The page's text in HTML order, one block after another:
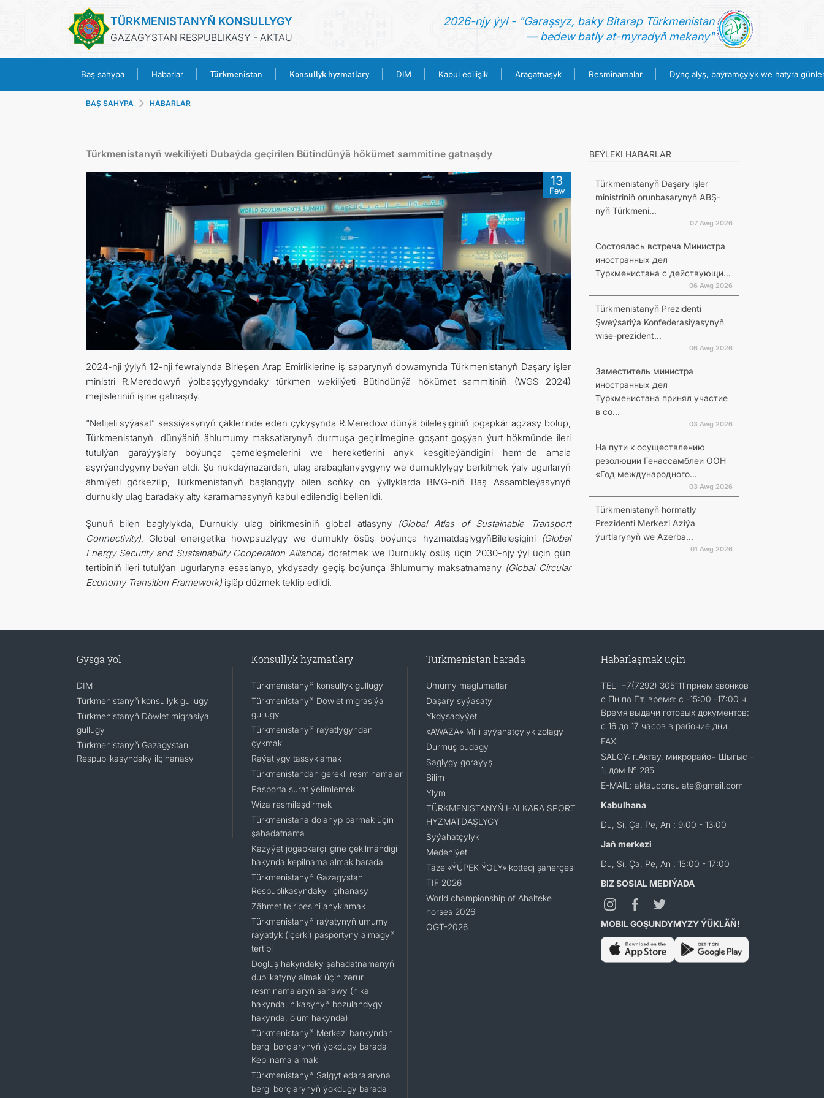
TÜRKMENISTANYŇ KONSULLYGY
GAZAGYSTAN RESPUBLIKASY - AKTAU
2026-njy ýyl - "Garaşsyz, baky Bitarap Türkmenistan
— bedew batly at-myradyň mekany"
Baş sahypa Habarlar Türkmenistan Konsullyk hyzmatlary DIM Kabul edilişik Aragatnaşyk Resminamalar Dynç alyş, baýramçylyk we hatyra
TÜRKMENISTAN
KONSULLYK HYZMATLARY
KABUL EDILIŞIK
ARAGATNAŞYK
RESMINAMALAR
DYNÇ ALYŞ, BAÝRAMÇYLYK WE HATYRA GÜNLERI
BAŞ SAHYPA HABARLAR
Türkmenistanyň wekiliýeti Dubaýda geçirilen Bütindünýä hökümet sammitine gatnaşdy
13
Few
2024-nji ýylyň 12-nji fewralynda Birleşen Arap Emirliklerine iş saparynyň dowamynda Türkmenistanyň Daşary işler
ministri R.Meredowyň ýolbaşçylygyndaky türkmen wekiliýeti Bütindünýä hökümet sammitiniň (WGS 2024)
mejlisleriniň işine gatnaşdy.
“Netijeli syýasat” sessiýasynyň çäklerinde eden çykyşynda R.Meredow dünýä bileleşiginiň jogapkär agzasy bolup,
Türkmenistanyň dünýäniň ählumumy maksatlarynyň durmuşa geçirilmegine goşant goşýan ýurt hökmünde ileri
tutulýan garaýyşlary boýunça çemeleşmelerini we hereketlerini anyk kesgitleýändigini hem-de amala
aşyrýandygyny beýan etdi. Şu nukdaýnazardan, ulag arabaglanyşygyny we durnuklylygy berkitmek ýaly ugurlaryň
ähmiýeti görkezilip, Türkmenistanyň başlangyjy bilen soňky on ýyllyklarda BMG-niň Baş Assambleýasynyň
durnukly ulag baradaky alty kararnamasynyň kabul edilendigi bellenildi.
Şunuň bilen baglylykda, Durnukly ulag birikmesiniň global atlasyny (Global Atlas of Sustainable Transport
Connectivity), Global energetika howpsuzlygy we durnukly ösüş boýunça hyzmatdaşlygyňBileleşigini (Global
Energy Security and Sustainability Cooperation Alliance) döretmek we Durnukly ösüş üçin 2030-njy ýyl üçin gün
tertibiniň ileri tutulýan ugurlaryna esaslanyp, ykdysady geçiş boýunça ählumumy maksatnamany (Global Circular
Economy Transition Framework) işläp düzmek teklip edildi.
BEÝLEKI HABARLAR
Türkmenistanyň Daşary işler
ministriniň orunbasarynyň ABŞ-
nyň Türkmeni...
07 Awg 2026
Состоялась встреча Министра
иностранных дел
Туркменистана с действующи...
06 Awg 2026
Türkmenistanyň Prezidenti
Şweýsariýa Konfederasiýasynyň
wise-prezident...
06 Awg 2026
Заместитель министра
иностранных дел
Туркменистана принял участие
в со...
03 Awg 2026
На пути к осуществлению
резолюции Генассамблеи ООН
«Год международного...
03 Awg 2026
Türkmenistanyň hormatly
Prezidenti Merkezi Aziýa
ýurtlarynyň we Azerba...
01 Awg 2026
Gysga ýol
DIM
Türkmenistanyň konsullyk gullugy
Türkmenistanyň Döwlet migrasiýa
gullugy
Türkmenistanyň Gazagystan
Respublikasyndaky ilçihanasy
Konsullyk hyzmatlary
Türkmenistanyň konsullyk gullugy
Türkmenistanyň Döwlet migrasiýa
gullugy
Türkmenistanyň raýatlygyndan
çykmak
Raýatlygy tassyklamak
Türkmenistandan gerekli resminamalar
Pasporta surat ýelimlemek
Wiza resmileşdirmek
Türkmenistana dolanyp barmak üçin
şahadatnama
Kazyýet jogapkärçiligine çekilmändigi
hakynda kepilnama almak barada
Türkmenistanyň Gazagystan
Respublikasyndaky ilçihanasy
Zähmet tejribesini anyklamak
Türkmenistanyň raýatynyň umumy
raýatlyk (içerki) pasportyny almagyň
tertibi
Dogluş hakyndaky şahadatnamanyň
dublikatyny almak üçin zerur
resminamalaryň sanawy (nika
hakynda, nikasynyň bozulandygy
hakynda, ölüm hakynda)
Türkmenistanyň Merkezi bankyndan
bergi borçlarynyň ýokdugy barada
Kepilnama almak
Türkmenistanyň Salgyt edaralaryna
bergi borçlarynyň ýokdugy barada
Türkmenistan barada
Umumy maglumatlar
Daşary syýasaty
Ykdysadyýet
«AWAZA» Milli syýahatçylyk zolagy
Durmuş pudagy
Saglygy goraýyş
Bilim
Ylym
TÜRKMENISTANYŇ HALKARA SPORT
HYZMATDAŞLYGY
Syýahatçylyk
Medeniýet
Täze «ÝÜPEK ÝOLY» kottedj şäherçesi
TIF 2026
World championship of Ahalteke
horses 2026
OGT-2026
Habarlaşmak üçin
TEL: +7(7292) 305111 прием звонков
с Пн по Пт, время: с -15:00 -17:00 ч.
Время выдачи готовых документов:
с 16 до 17 часов в рабочие дни.
FAX: =
SALGY: г.Актау, микрорайон Шыгыс -
1, дом № 285
E-MAIL: aktauconsulate@gmail.com
Kabulhana
Du, Si, Ça, Pe, An : 9:00 - 13:00
Jaň merkezi
Du, Si, Ça, Pe, An : 15:00 - 17:00
BIZ SOSIAL MEDIÝADA
MOBIL GOŞUNDYMYZY ÝÜKLÄŇ!